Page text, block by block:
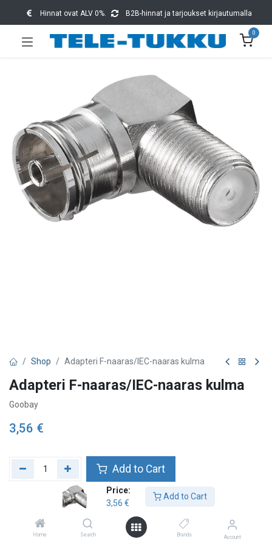
Price:
3,56 €
Add to Cart
Home Search Brands Account
Hinnat ovat ALV 0%. B2B-hinnat ja tarjoukset kirjautumalla
0
Shop Adapteri F-naaras/IEC-naaras kulma
Adapteri F-naaras/IEC-naaras kulma
Goobay
3,56 €
Add to Cart
Lägg till önskelista